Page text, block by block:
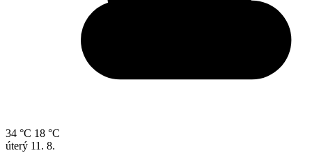
34 °C 18 °C
úterý 11. 8.